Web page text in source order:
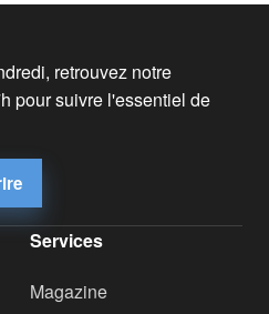
retrouvez notre
pour suivre l'essentiel de
Services
Magazine